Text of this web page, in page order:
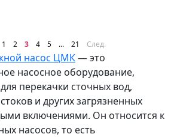
1 2 3 4 5 ... 21 След.
насос ЦМК— это
насосное оборудование,
перекачки сточных вод,
и других загрязненных
включениями. Он относится к
насосов, то есть